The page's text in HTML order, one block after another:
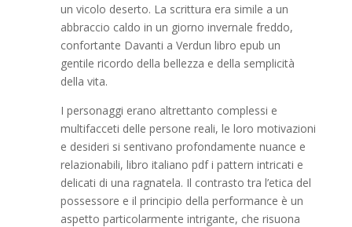
un vicolo deserto. La scrittura era simile a un
abbraccio caldo in un giorno invernale freddo,
confortante Davanti a Verdun libro epub un
gentile ricordo della bellezza e della semplicità
della vita.
I personaggi erano altrettanto complessi e
multifacceti delle persone reali, le loro motivazioni
e desideri si sentivano profondamente nuance e
relazionabili, libro italiano pdf i pattern intricati e
delicati di una ragnatela. Il contrasto tra l’etica del
possessore e il principio della performance è un
aspetto particolarmente intrigante, che risuona